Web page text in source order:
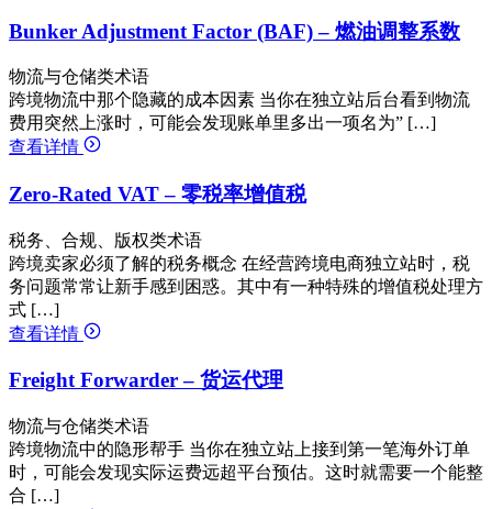
Bunker Adjustment Factor (BAF) – 燃油调整系数
物流与仓储类术语
跨境物流中那个隐藏的成本因素 当你在独立站后台看到物流
费用突然上涨时，可能会发现账单里多出一项名为” […]
查看详情
Zero-Rated VAT – 零税率增值税
税务、合规、版权类术语
跨境卖家必须了解的税务概念 在经营跨境电商独立站时，税
务问题常常让新手感到困惑。其中有一种特殊的增值税处理方
式 […]
查看详情
Freight Forwarder – 货运代理
物流与仓储类术语
跨境物流中的隐形帮手 当你在独立站上接到第一笔海外订单
时，可能会发现实际运费远超平台预估。这时就需要一个能整
合 […]